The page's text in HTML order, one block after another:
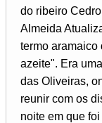
do ribeiro
Almeida
termo aramaico
azeite". Era
das Oliveiras,
reunir com os
noite em que